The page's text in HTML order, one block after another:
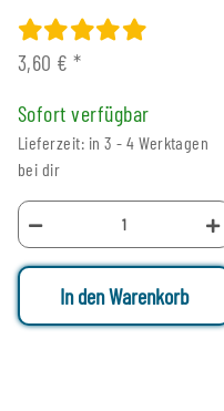
3,60 €*
Sofort verfügbar
Lieferzeit: in 3 - 4 Werktagen
bei dir
In den Warenkorb